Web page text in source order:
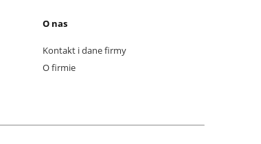
O nas
Kontakt i dane firmy
O firmie